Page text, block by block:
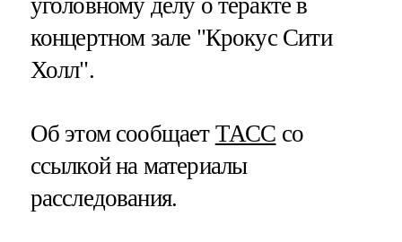
уголовному делу о теракте в
концертном зале "Крокус Сити
Холл".
Об этом сообщает ТАСС со
ссылкой на материалы
расследования.